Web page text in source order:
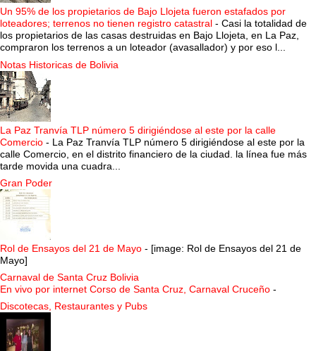
Un 95% de los propietarios de Bajo Llojeta fueron estafados por
loteadores; terrenos no tienen registro catastral - Casi la totalidad de
los propietarios de las casas destruidas en Bajo Llojeta, en La Paz,
compraron los terrenos a un loteador (avasallador) y por eso l...
Notas Historicas de Bolivia
La Paz Tranvía TLP número 5 dirigiéndose al este por la calle
Comercio - La Paz Tranvía TLP número 5 dirigiéndose al este por la
calle Comercio, en el distrito financiero de la ciudad. la línea fue más
tarde movida una cuadra...
Gran Poder
Rol de Ensayos del 21 de Mayo - [image: Rol de Ensayos del 21 de
Mayo]
Carnaval de Santa Cruz Bolivia
En vivo por internet Corso de Santa Cruz, Carnaval Cruceño -
Discotecas, Restaurantes y Pubs